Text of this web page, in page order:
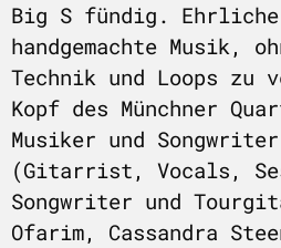
Big S fündig. Ehrliche
handgemachte Musik,
Technik und Loops zu
Kopf des Münchner
Musiker und
(Gitarrist, Vocals,
Songwriter und
Ofarim, Cassandra